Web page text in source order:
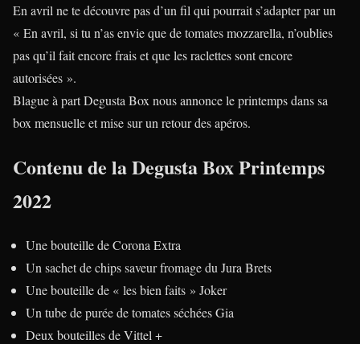
En avril ne te découvre pas d’un fil qui pourrait s’adapter par un
« En avril, si tu n’as envie que de tomates mozzarella, n’oublies
pas qu’il fait encore frais et que les raclettes sont encore
autorisées ».
Blague à part Degusta Box nous annonce le printemps dans sa
box mensuelle et mise sur un retour des apéros.
Contenu de la Degusta Box Printemps
2022
Une bouteille de Corona Extra
Un sachet de chips saveur fromage du Jura Brets
Une bouteille de « les bien faits » Joker
Un tube de purée de tomates séchées Gia
Deux bouteilles de Vittel +